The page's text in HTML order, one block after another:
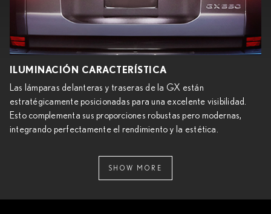
ILUMINACIÓN CARACTERÍSTICA
Las lámparas delanteras y traseras de la GX están
estratégicamente posicionadas para una excelente visibilidad.
Esto complementa sus proporciones robustas pero modernas,
integrando perfectamente el rendimiento y la estética.
SHOW MORE